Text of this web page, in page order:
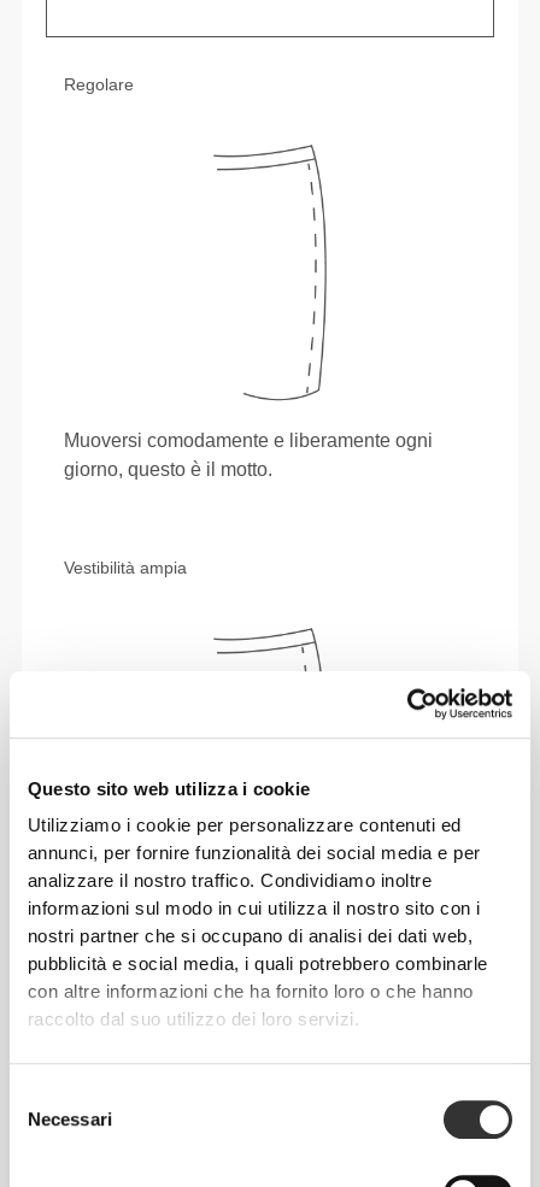
Questo sito web utilizza i cookie
Utilizziamo i cookie per personalizzare contenuti ed
annunci, per fornire funzionalità dei social media e per
analizzare il nostro traffico. Condividiamo inoltre
informazioni sul modo in cui utilizza il nostro sito con i
nostri partner che si occupano di analisi dei dati web,
pubblicità e social media, i quali potrebbero combinarle
con altre informazioni che ha fornito loro o che hanno
raccolto dal suo utilizzo dei loro servizi.
delNecessari
Regolare
Muoversi comodamente e liberamente ogni
giorno, questo è il motto.
Vestibilità ampia
Totale libertà di movimento. La tua vestibilità
comoda e rilassata per un look casual.
TAGLIA CONSIGLIATA IN BASE ALLE TUE
MISURE CORPOREE
CAVALLO
cavallo